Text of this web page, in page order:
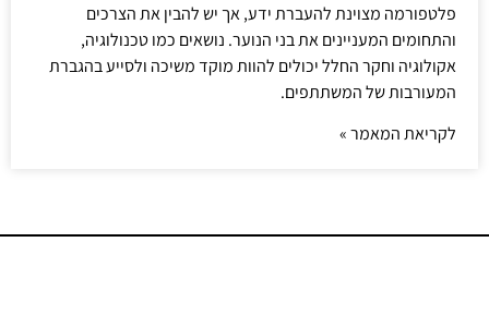
פלטפורמה מצוינת להעברת ידע, אך יש להבין את הצרכים
והתחומים המעניינים את בני הנוער. נושאים כמו טכנולוגיה,
אקולוגיה וחקר החלל יכולים להוות מוקד משיכה ולסייע בהגברת
המעורבות של המשתתפים.
לקריאת המאמר »